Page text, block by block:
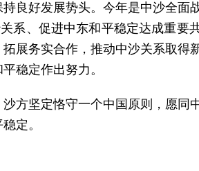
良好发展势头。今年是中沙全面
系、促进中东和平稳定达成重要
展务实合作，推动中沙关系取得
稳定作出努力。
方坚定恪守一个中国原则，愿同
定。